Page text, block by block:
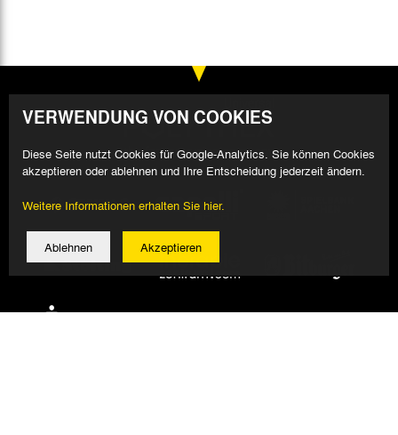
VERWENDUNG VON COOKIES
Diese Seite nutzt Cookies für Google-Analytics. Sie können Cookies
akzeptieren oder ablehnen und Ihre Entscheidung jederzeit ändern.
Weitere Informationen erhalten Sie hier.
Ablehnen Akzeptieren